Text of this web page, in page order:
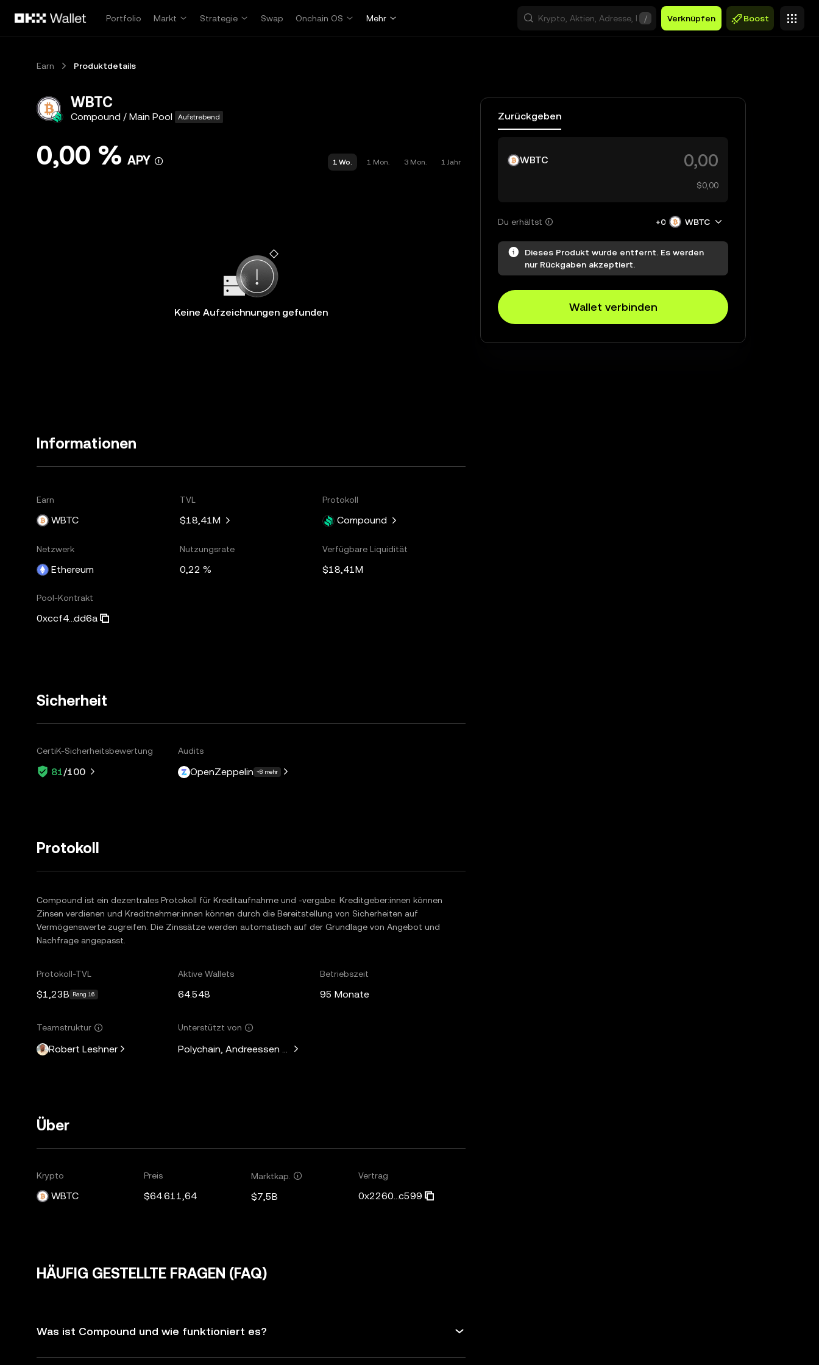
Portfolio
Markt Strategie Swap Onchain OS Mehr / Verknüpfen Boost
Earn Produktdetails
WBTC
Compound / Main Pool Aufstrebend
0,00 % APY 1 Wo. 1 Mon. 3 Mon. 1 Jahr
Keine Aufzeichnungen gefunden
Informationen
Earn
WBTC
TVL
$18,41M
Protokoll
Compound
Netzwerk
Ethereum
Nutzungsrate
0,22 %
Verfügbare Liquidität
$18,41M
Pool-Kontrakt
0xccf4...dd6a
Sicherheit
CertiK-Sicherheitsbewertung
81/100
Audits
OpenZeppelin +8 mehr
Protokoll
Compound ist ein dezentrales Protokoll für Kreditaufnahme und -vergabe. Kreditgeber:innen können
Zinsen verdienen und Kreditnehmer:innen können durch die Bereitstellung von Sicherheiten auf
Vermögenswerte zugreifen. Die Zinssätze werden automatisch auf der Grundlage von Angebot und
Nachfrage angepasst.
Protokoll-TVL
$1,23B Rang 16
Aktive Wallets
64.548
Betriebszeit
95 Monate
Teamstruktur
Robert Leshner
Unterstützt von
Polychain, Andreessen Horowitz, Paradigm, Bain Capital Ventures
Über
Krypto
WBTC
Preis
$64.611,64
Marktkap.
$7,5B
Vertrag
0x2260...c599
HÄUFIG GESTELLTE FRAGEN (FAQ)
Was ist Compound und wie funktioniert es?
Zurückgeben
WBTC
$0,00
Du erhältst +0 WBTC
Dieses Produkt wurde entfernt. Es werden
nur Rückgaben akzeptiert.
Wallet verbinden